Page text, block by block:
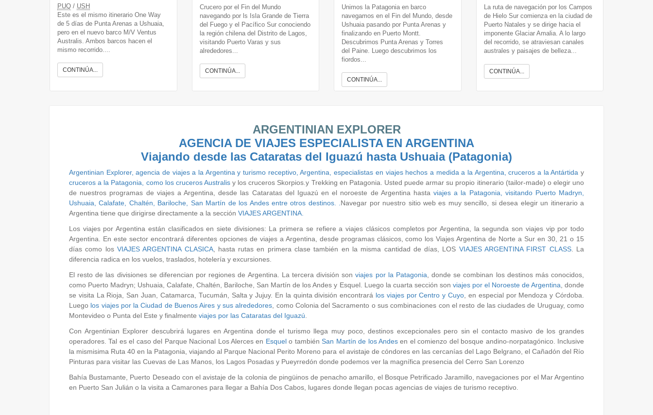
PUQ / USH
Este es el mismo itinerario One Way
de 5 días de Punta Arenas a Ushuaia,
pero en el nuevo barco M/V Ventus
Australis. Ambos barcos hacen el
mismo recorrido....
CONTINÚA...
Crucero por el Fin del Mundo
navegando por ls Isla Grande de Tierra
del Fuego y el Pacífico Sur conociendo
la región chilena del Distrito de Lagos,
visitando Puerto Varas y sus
alrededores...
CONTINÚA...
Unimos la Patagonia en barco
navegamos en el Fin del Mundo, desde
Ushuaia pasando por Punta Arenas y
finalizando en Puerto Montt.
Descubrimos Punta Arenas y Torres
del Paine. Luego descubrimos los
fiordos...
CONTINÚA...
La ruta de navegación por los Campos
de Hielo Sur comienza en la ciudad de
Puerto Natales y se dirige hacia el
imponente Glaciar Amalia. A lo largo
del recorrido, se atraviesan canales
australes y paisajes de belleza...
CONTINÚA...
ARGENTINIAN EXPLORER
AGENCIA DE VIAJES ESPECIALISTA EN ARGENTINA
Viajando desde las Cataratas del Iguazú hasta Ushuaia (Patagonia)
Argentinian Explorer, agencia de viajes a la Argentina y turismo receptivo, Argentina, especialistas en viajes hechos a medida a la Argentina,cruceros a la Antártida y
cruceros a la Patagonia, como los cruceros Australisy los cruceros Skorpios.y Trekking en Patagonia. Usted puede armar su propio itinerario (tailor-made) o elegir uno
de nuestros programas de viajes a Argentina, desde las Cataratas del Iguazú en el noroeste de Argentina hasta viajes a la Patagonia, visitando Puerto Madryn,
Ushuaia, Calafate, Chaltén, Bariloche, San Martín de los Andes entre otros destinos. . Navegar por nuestro sitio web es muy sencillo, si desea elegir un itinerario a
Argentina tiene que dirigirse directamente a la sección VIAJES ARGENTINA.
Los viajes por Argentina están clasificados en siete divisiones: La primera se refiere a viajes clásicos completos por Argentina, la segunda son viajes vip por todo
Argentina. En este sector encontrará diferentes opciones de viajes a Argentina, desde programas clásicos, como los Viajes Argentina de Norte a Sur en 30, 21 o 15
días como los VIAJES ARGENTINA CLASICA, hasta rutas en primera clase también en la misma cantidad de días, LOS VIAJES ARGENTINA FIRST CLASS. La
diferencia radica en los vuelos, traslados, hotelería y excursiones.
El resto de las divisiones se diferencian por regiones de Argentina. La tercera división sonviajes por la Patagonia , donde se combinan los destinos más conocidos,
como Puerto Madryn; Ushuaia, Calafate, Chaltén, Bariloche, San Martín de los Andes y Esquel. Luego la cuarta sección son viajes por el Noroeste de Argentina , donde
se visita La Rioja, San Juan, Catamarca, Tucumán, Salta y Jujuy. En la quinta división encontrará los viajes por Centro y Cuyo , en especial por Mendoza y Córdoba.
Luego los viajes por la Ciudad de Buenos Aires y sus alrededores , como Colonia del Sacramento o sus combinaciones con el resto de las ciudades de Uruguay, como
Montevideo o Punta del Este y finalmente viajes por las Cataratas del Iguazú
Con Argentinian Explorer descubrirá lugares en Argentina donde el turismo llega muy poco, destinos excepcionales pero sin el contacto masivo de los grandes
operadores. Tal es el caso del Parque Nacional Los Alerces en Esquelo también San Martín de los Andesen el comienzo del bosque andino-norpatagónico. Inclusive
la mismisima Ruta 40 en la Patagonia, viajando al Parque Nacional Perito Moreno para el avistaje de cóndores en las cercanías del Lago Belgrano, el Cañadón del Río
Pinturas para visitar las Cuevas de Las Manos, los Lagos Posadas y Pueyrredón donde podemos ver la magnífica presencia del Cerro San Lorenzo
Bahía Bustamante, Puerto Deseado con el avistaje de la colonia de pingüinos de penacho amarillo, el Bosque Petrificado Jaramillo, navegaciones por el Mar Argentino
en Puerto San Julián o la visita a Camarones para llegar a Bahía Dos Cabos, lugares donde llegan pocas agencias de viajes de turismo receptivo.